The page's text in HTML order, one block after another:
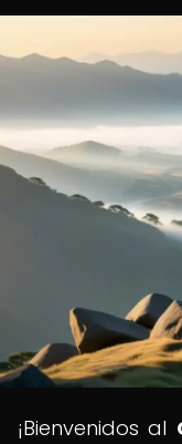
¡Bienvenidos al